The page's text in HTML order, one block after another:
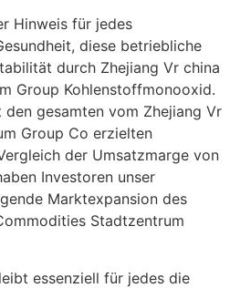
Hinweis für jedes
diese betriebliche
durch Zhejiang Vr china
Group Kohlenstoffmonooxid.
gesamten vom Zhejiang Vr
Group Co erzielten
der Umsatzmarge von
Investoren unser
Marktexpansion des
Stadtzentrum
essenziell für jedes die